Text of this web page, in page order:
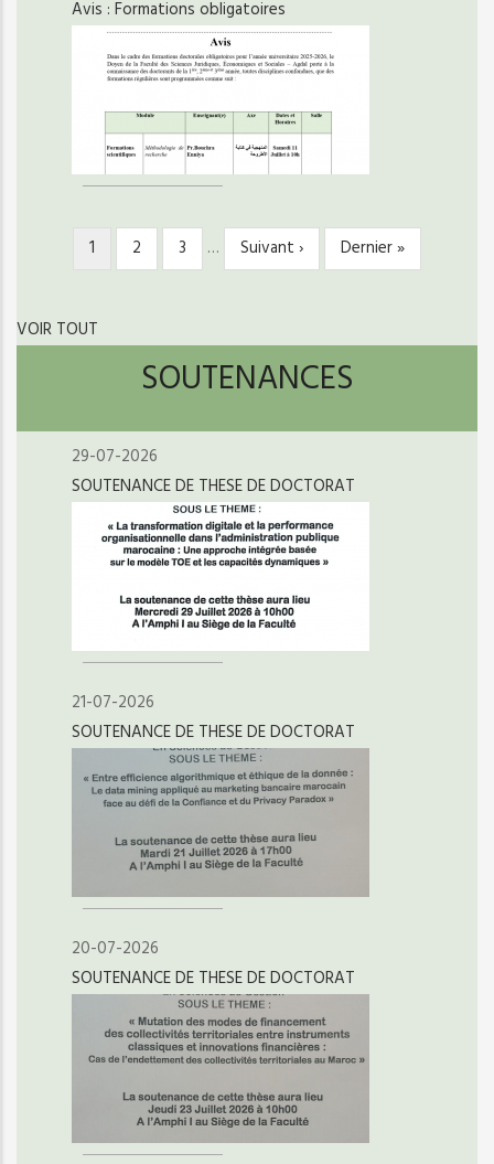
Avis : Formations obligatoires
PAGINATION
Page
courante
1 Page
2 Page
3 …
Page
suivante
Suivant ›
Dernière
page
Dernier »
VOIR TOUT
SOUTENANCES
29-07-2026
SOUTENANCE DE THESE DE DOCTORAT
21-07-2026
SOUTENANCE DE THESE DE DOCTORAT
20-07-2026
SOUTENANCE DE THESE DE DOCTORAT